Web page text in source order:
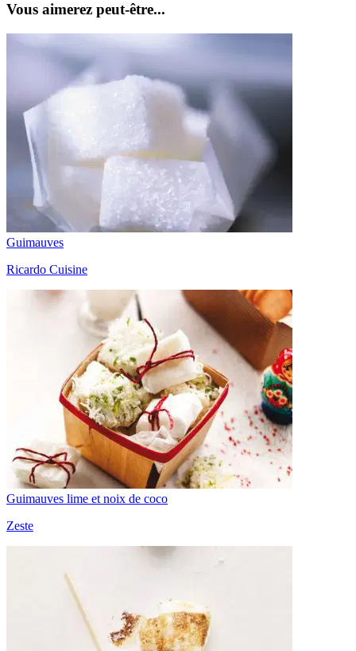
Vous aimerez peut-être...
Guimauves
Ricardo Cuisine
Guimauves lime et noix de coco
Zeste